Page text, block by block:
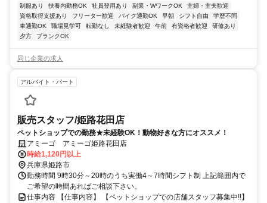
制服あり 扶養内勤務OK 社員登用あり 副業・WワークOK
主婦・主夫歓迎
資格取得支援あり
フリーター歓迎 バイク通勤OK 早朝 シフト自由
学歴不問
車通勤OK
職場見学可 転勤なし 未経験者歓迎 午前 有資格者歓迎
研修あり
夕方
ブランクOK
同じ企業の求人
アルバイト・パート
販売スタッフ/姫路花田店
ペットショップでの勤務★未経験OK！動物好きな方にオススメ！
アミーゴ アミーゴ姫路花田店
時給1,120円以上
兵庫県姫路市
勤務時間 9時30分～20時のうち実働4～7時間シフト制 上記範囲内で
ご希望の時間あればご相談下さい。
仕事内容 【仕事内容】 【ペットショップでの店舗スタッフ募集中!!】